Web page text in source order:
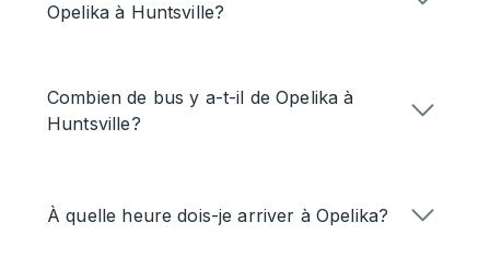
Opelika à Huntsville?
Combien de bus y a-t-il de Opelika à
Huntsville?
À quelle heure dois-je arriver à Opelika?